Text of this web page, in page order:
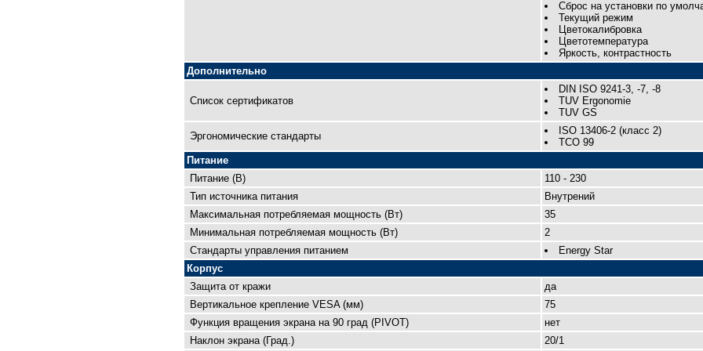
Сброс на установки по
Текущий режим
Цветокалибровка
Цветотемпература
Яркость, контрастность
Дополнительно
Список сертификатов
DIN ISO 9241-3, -7, -8
TUV Ergonomie
TUV GS
Эргономические стандарты
ISO 13406-2 (класс 2)
TCO 99
Питание
Питание (В)
110 - 230
Тип источника питания
Внутрений
Максимальная потребляемая мощность (Вт)
35
Минимальная потребляемая мощность (Вт)
2
Cтандарты управления питанием
Energy Star
Корпус
Защита от кражи
да
Вертикальное крепление VESA (мм)
75
Функция вращения экрана на 90 град (PIVOT)
нет
Наклон экрана (Град.)
20/1